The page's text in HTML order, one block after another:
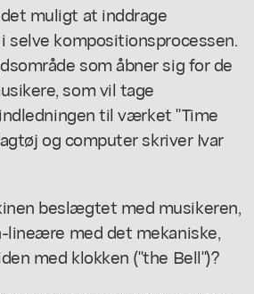
muligt at inddrage
selve kompositionsprocessen.
som åbner sig for de
som vil tage
til værket "Time
og computer skriver Ivar
beslægtet med musikeren,
lineære med det mekaniske,
med klokken ("the Bell")?